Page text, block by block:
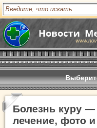
Болезнь куру
лечение, фото